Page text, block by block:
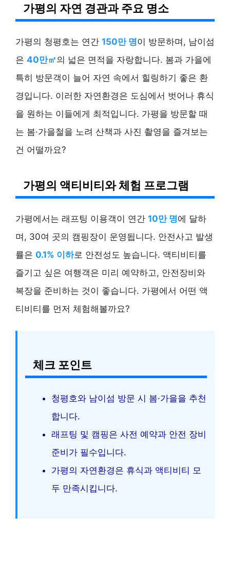
가평의 자연 경관과 주요 명소
가평의 청평호는 연간 150만 명이 방문하며, 남이섬
은 40만㎡의 넓은 면적을 자랑합니다. 봄과 가을에
특히 방문객이 늘어 자연 속에서 힐링하기 좋은 환
경입니다. 이러한 자연환경은 도심에서 벗어나 휴식
을 원하는 이들에게 최적입니다. 가평을 방문할 때
는 봄·가을철을 노려 산책과 사진 촬영을 즐겨보는
건 어떨까요?
가평의 액티비티와 체험 프로그램
가평에서는 래프팅 이용객이 연간 10만 명에 달하
며, 30여 곳의 캠핑장이 운영됩니다. 안전사고 발생
률은 0.1% 이하로 안전성도 높습니다. 액티비티를
즐기고 싶은 여행객은 미리 예약하고, 안전장비와
복장을 준비하는 것이 좋습니다. 가평에서 어떤 액
티비티를 먼저 체험해볼까요?
체크 포인트
청평호와 남이섬 방문 시 봄·가을을 추천
합니다.
래프팅 및 캠핑은 사전 예약과 안전 장비
준비가 필수입니다.
가평의 자연환경은 휴식과 액티비티 모
두 만족시킵니다.